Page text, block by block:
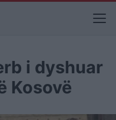
i dyshuar
Kosovë